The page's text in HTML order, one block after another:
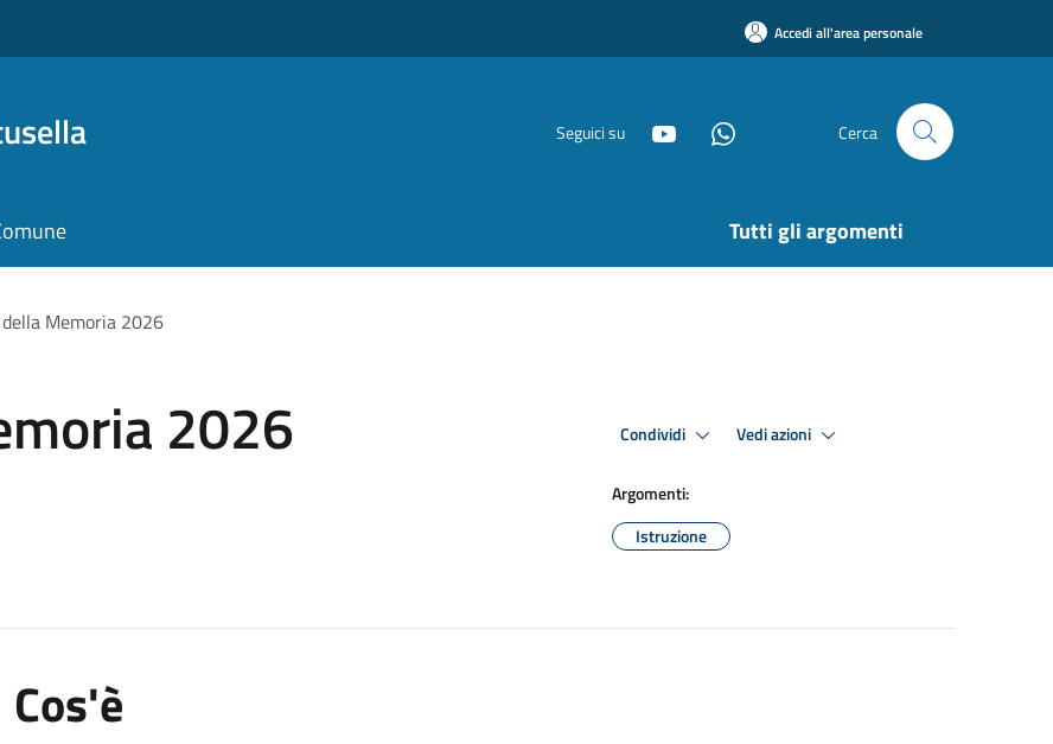
Accedi all'area personale
Seguici su Cerca
Tutti gli argomenti
Memoria 2026
2026 Condividi Vedi azioni
Argomenti:
Istruzione
Cos'è